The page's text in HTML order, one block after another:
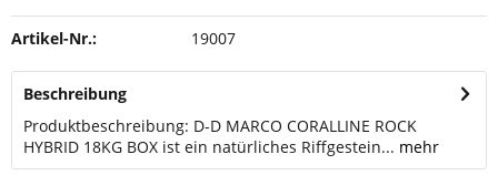
Artikel-Nr.: 19007
Beschreibung
Produktbeschreibung: D-D MARCO CORALLINE ROCK
HYBRID 18KG BOX ist ein natürliches Riffgestein... mehr